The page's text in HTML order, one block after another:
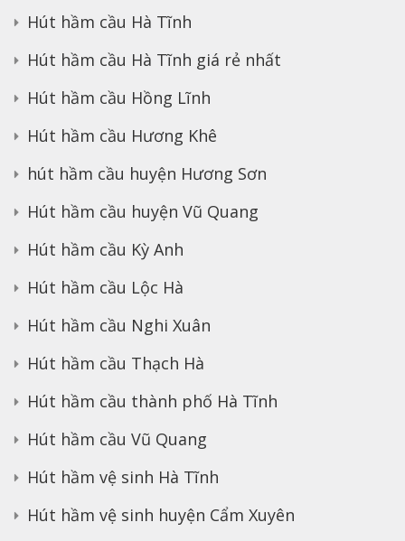
Hút hầm cầu Hà Tĩnh
Hút hầm cầu Hà Tĩnh giá rẻ nhất
Hút hầm cầu Hồng Lĩnh
Hút hầm cầu Hương Khê
hút hầm cầu huyện Hương Sơn
Hút hầm cầu huyện Vũ Quang
Hút hầm cầu Kỳ Anh
Hút hầm cầu Lộc Hà
Hút hầm cầu Nghi Xuân
Hút hầm cầu Thạch Hà
Hút hầm cầu thành phố Hà Tĩnh
Hút hầm cầu Vũ Quang
Hút hầm vệ sinh Hà Tĩnh
Hút hầm vệ sinh huyện Cẩm Xuyên